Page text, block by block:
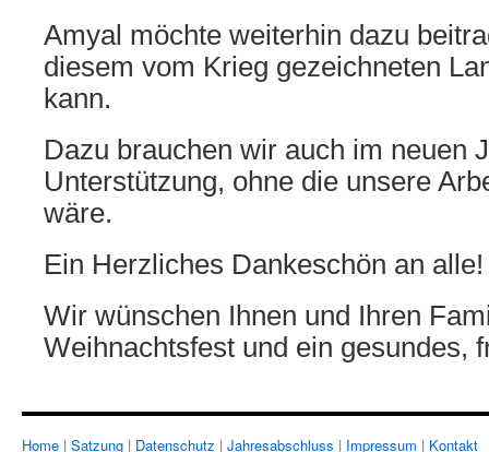
Amyal möchte weiterhin dazu
diesem vom Krieg gezeichneten
kann.
Dazu brauchen wir auch im neuen
Unterstützung, ohne die unsere
wäre.
Ein Herzliches Dankeschön an alle!
Wir wünschen Ihnen und Ihren
Weihnachtsfest und ein gesundes,
Home | Satzung | Datenschutz | Jahresabschluss | Impressum | Kontakt